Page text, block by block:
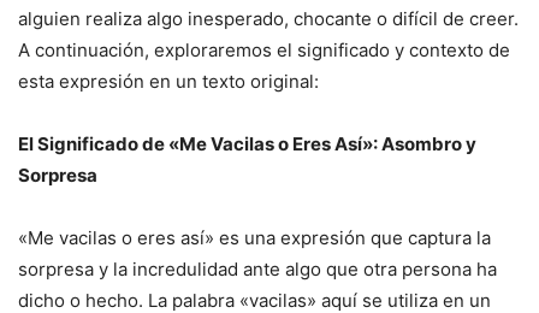
alguien realiza algo inesperado, chocante o difícil de creer.
A continuación, exploraremos el significado y contexto de
esta expresión en un texto original:
El Significado de «Me Vacilas o Eres Así»: Asombro y
Sorpresa
«Me vacilas o eres así» es una expresión que captura la
sorpresa y la incredulidad ante algo que otra persona ha
dicho o hecho. La palabra «vacilas» aquí se utiliza en un